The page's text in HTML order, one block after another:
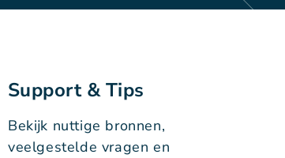
Support & Tips
Bekijk nuttige bronnen,
veelgestelde vragen en